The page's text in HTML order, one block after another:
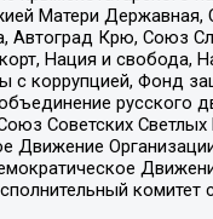
Матери Державная,
Крю, Союз
Нация и свобода,
с коррупцией, Фонд
русского
Советских Светлых
комитет